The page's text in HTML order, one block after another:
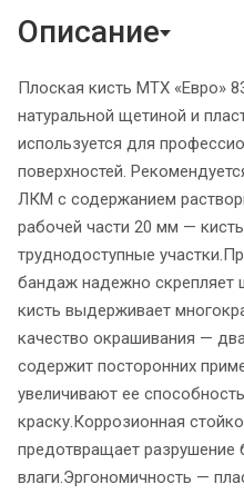
Описание
Плоская кисть MTX «Евро»
натуральной щетиной и
используется для
поверхностей.
ЛКМ с содержанием
рабочей части 20 мм —
труднодоступные
бандаж надежно скрепляет
кисть выдерживает
качество окрашивания —
содержит посторонних
увеличивают ее
краску.Коррозионная
предотвращает
влаги.Эргономичность —